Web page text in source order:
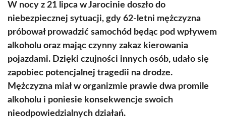
W nocy z 21 lipca w Jarocinie doszło do
niebezpiecznej sytuacji, gdy 62-letni mężczyzna
próbował prowadzić samochód będąc pod wpływem
alkoholu oraz mając czynny zakaz kierowania
pojazdami. Dzięki czujności innych osób, udało się
zapobiec potencjalnej tragedii na drodze.
Mężczyzna miał w organizmie prawie dwa promile
alkoholu i poniesie konsekwencje swoich
nieodpowiedzialnych działań.